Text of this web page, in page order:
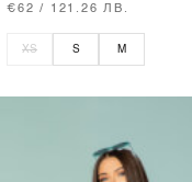
€62 / 121.26 ЛВ.
XS S M